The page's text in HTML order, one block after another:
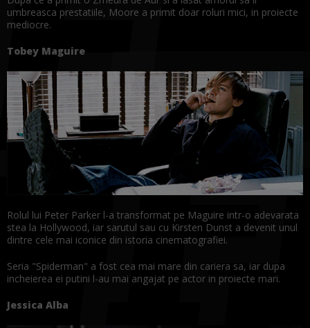
umbreasca prestatiile, Moore a primit doar roluri mici, in proiecte
mediocre.
Tobey Maguire
Rolul lui Peter Parker l-a transformat pe Maguire intr-o adevarata
stea la Hollywood, iar sarutul sau cu Kirsten Dunst a devenit unul
dintre cele mai iconice din istoria cinematografiei.
Seria "Spiderman" a fost cea mai mare din cariera sa, iar dupa
incheierea ei putini l-au mai angajat pe actor in proiecte mari.
Jessica Alba